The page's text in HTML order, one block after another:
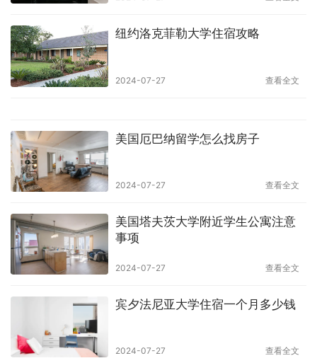
纽约洛克菲勒大学住宿攻略
2024-07-27 查看全文
美国厄巴纳留学怎么找房子
2024-07-27 查看全文
美国塔夫茨大学附近学生公寓注意
事项
2024-07-27 查看全文
宾夕法尼亚大学住宿一个月多少钱
2024-07-27 查看全文